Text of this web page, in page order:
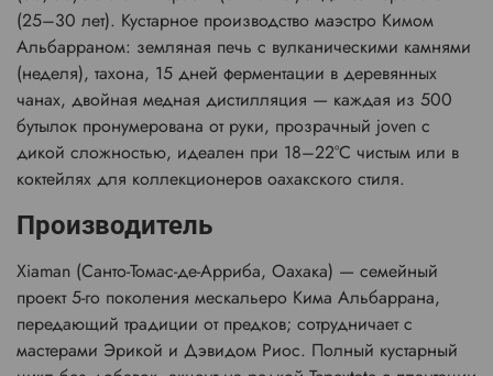
(25–30 лет). Кустарное производство маэстро Кимом
Альбарраном: земляная печь с вулканическими камнями
(неделя), тахона, 15 дней ферментации в деревянных
чанах, двойная медная дистилляция — каждая из 500
бутылок пронумерована от руки, прозрачный joven с
дикой сложностью, идеален при 18–22°C чистым или в
коктейлях для коллекционеров оахакского стиля.
Производитель
Xiaman (Санто-Томас-де-Арриба, Оахака) — семейный
проект 5-го поколения мескальеро Кима Альбаррана,
передающий традиции от предков; сотрудничает с
мастерами Эрикой и Дэвидом Риос. Полный кустарный